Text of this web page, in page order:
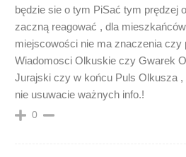
będzie sie o tym PiSać tym prędzej
zaczną reagować , dla
miejscowości nie ma znaczenia
Wiadomosci Olkuskie czy Gwarek
Jurajski czy w końcu Puls Olkusza
nie usuwacie ważnych info.!
0